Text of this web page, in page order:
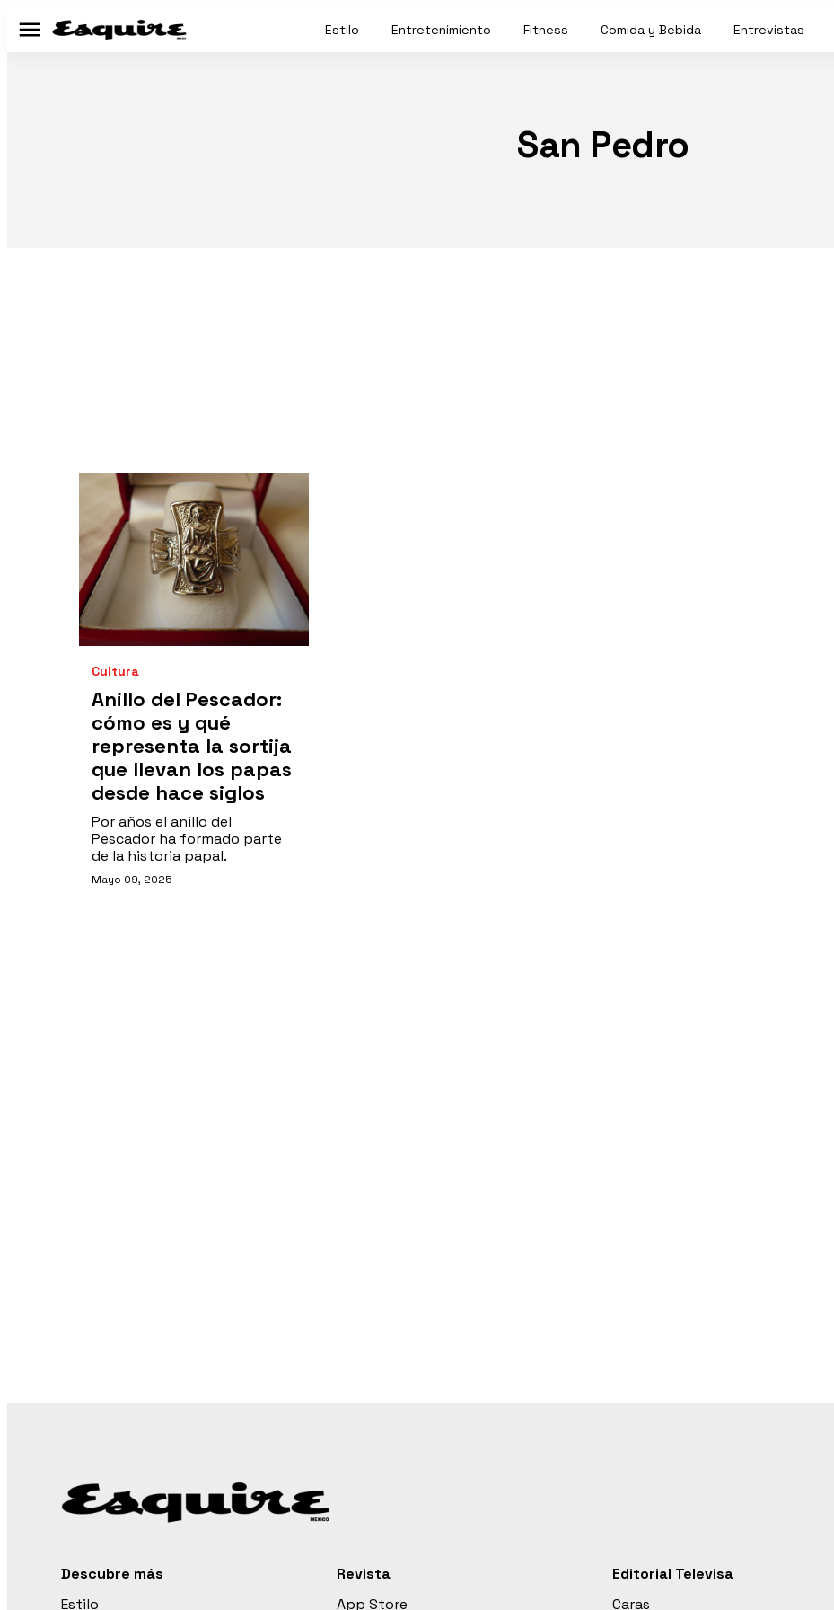
Menú Estilo Entretenimiento Fitness Comida y Bebida Entrevistas
San Pedro
Cultura
Anillo del Pescador:
cómo es y qué
representa la sortija
que llevan los papas
desde hace siglos
Por años el anillo del
Pescador ha formado parte
de la historia papal.
Mayo 09, 2025
Descubre más
Estilo
Revista
App Store
Editorial Televisa
Caras